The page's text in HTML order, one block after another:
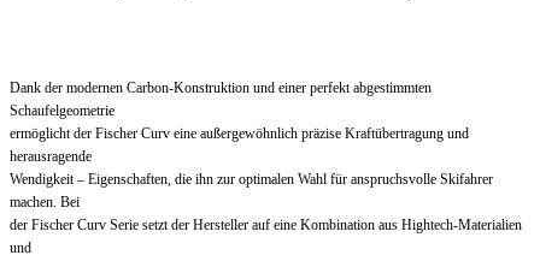
Dank der modernen Carbon-Konstruktion und einer perfekt abgestimmten
Schaufelgeometrie
ermöglicht der Fischer Curv eine außergewöhnlich präzise Kraftübertragung und
herausragende
Wendigkeit – Eigenschaften, die ihn zur optimalen Wahl für anspruchsvolle Skifahrer
machen. Bei
der Fischer Curv Serie setzt der Hersteller auf eine Kombination aus Hightech-Materialien
und